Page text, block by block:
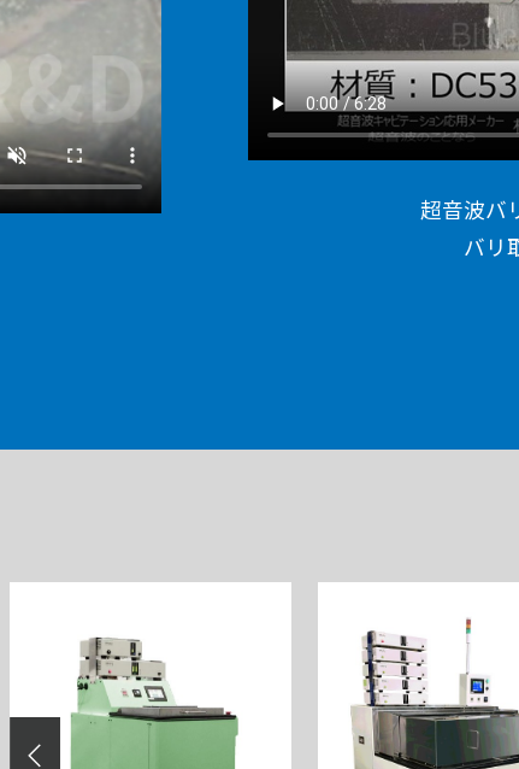
超音波バ
バリ